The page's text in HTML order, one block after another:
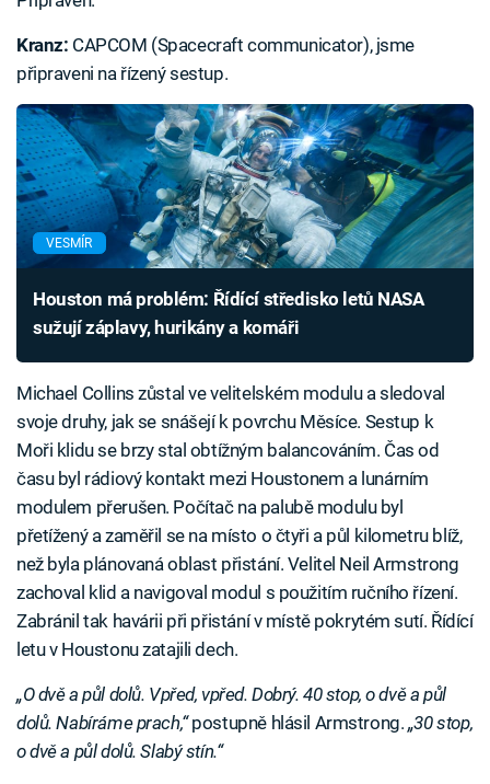
Kranz: CAPCOM (Spacecraft communicator), jsme
připraveni na řízený sestup.
VESMÍR
Houston má problém: Řídící středisko letů NASA
sužují záplavy, hurikány a komáři
Michael Collins zůstal ve velitelském modulu a sledoval
svoje druhy, jak se snášejí k povrchu Měsíce. Sestup k
Moři klidu se brzy stal obtížným balancováním. Čas od
času byl rádiový kontakt mezi Houstonem a lunárním
modulem přerušen. Počítač na palubě modulu byl
přetížený a zaměřil se na místo o čtyři a půl kilometru blíž,
než byla plánovaná oblast přistání. Velitel Neil Armstrong
zachoval klid a navigoval modul s použitím ručního řízení.
Zabránil tak havárii při přistání v místě pokrytém sutí. Řídící
letu v Houstonu zatajili dech.
„O dvě a půl dolů. Vpřed, vpřed. Dobrý. 40 stop, o dvě a půl
dolů. Nabíráme prach,“postupně hlásil Armstrong. „30 stop,
o dvě a půl dolů. Slabý stín.“